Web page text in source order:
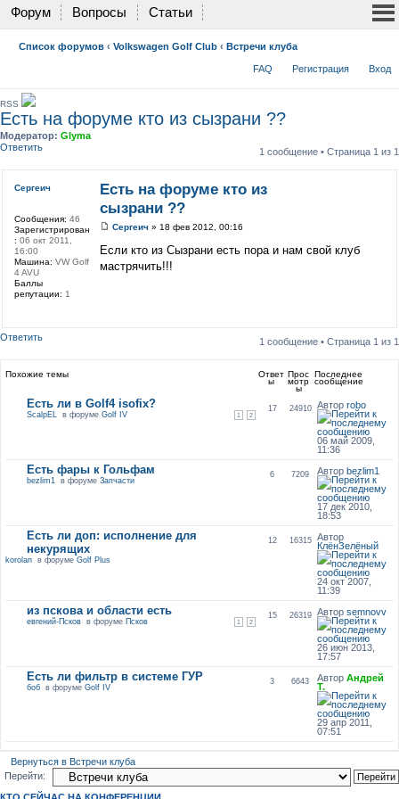
Форум Вопросы Статьи
Список форумов ‹ Volkswagen Golf Club ‹ Встречи клуба
FAQ Регистрация Вход
RSS
Есть на форуме кто из сызрани ??
Модератор: Glyma
Ответить
1 сообщение • Страница 1 из 1
Есть на форуме кто из
сызрани ??
Сергеич» 18 фев 2012, 00:16
Если кто из Сызрани есть пора и нам свой клуб
мастрячить!!!
Сергеич
Сообщения: 46
Зарегистрирован
: 06 окт 2011,
16:00
Машина: VW Golf
4 AVU
Баллы
репутации: 1
Ответить 1 сообщение • Страница 1 из 1
Похожие темы Ответ
ы
Прос
мотр
ы
Последнее
сообщение
Есть ли в Golf4 isofix?
1 2
ScalpEL в форуме Golf IV
17 24910 Авторrobo
06 май 2009,
11:36
Есть фары к Гольфам
bezlim1 в форуме Запчасти
6 7209 Авторbezlim1
17 дек 2010,
18:53
Есть ли доп: исполнение для
некурящих
korolanв форуме Golf Plus
12 16315
Автор
КлёнЗелёный
24 окт 2007,
11:39
из пскова и области есть
1 2
евгений-Псковв форуме Псков
15 26319 Авторsemnovv
26 июн 2013,
17:57
Есть ли фильтр в системе ГУР
бобв форуме Golf IV
3 6643 АвторАндрей
Т.
29 апр 2011,
07:51
Вернуться в Встречи клуба
Перейти: